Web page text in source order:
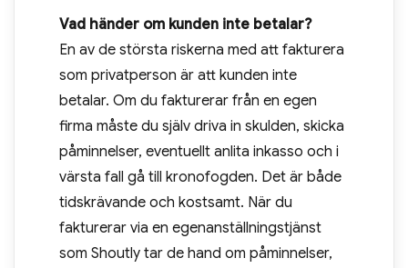
Vad händer om kunden inte betalar?
En av de största riskerna med att fakturera
som privatperson är att kunden inte
betalar. Om du fakturerar från en egen
firma måste du själv driva in skulden, skicka
påminnelser, eventuellt anlita inkasso och i
värsta fall gå till kronofogden. Det är både
tidskrävande och kostsamt. När du
fakturerar via en egenanställningstjänst
som Shoutly tar de hand om påminnelser,